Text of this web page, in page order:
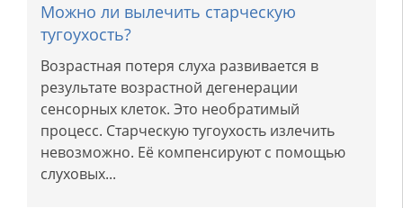
Можно ли вылечить старческую
тугоухость?
Возрастная потеря слуха развивается в
результате возрастной дегенерации
сенсорных клеток. Это необратимый
процесс. Старческую тугоухость излечить
невозможно. Её компенсируют с помощью
слуховых...